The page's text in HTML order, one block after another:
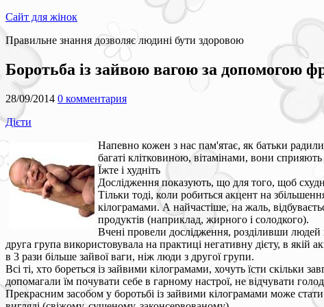
Сайт для жінок
Правильне знання дозволяє людині бути здоровою
Боротьба із зайвою вагою за допомогою
28/09/2014 0 комментария
Дієти
Напевно кожен з нас пам'ятає, як батьки
багаті клітковиною, вітамінами, вони
Їжте і худніть
Дослідження показують, що для того, щоб
Тільки тоді, коли робиться акцент на
кілограмами. А найчастіше, на жаль,
продуктів (наприклад, жирного і солодкого).
Вчені провели дослідження, розділивши людей
друга група використовувала на практиці негативну дієту, в якій
в 3 рази більше зайвої ваги, ніж люди з другої групи.
Всі ті, хто бореться із зайвими кілограмами, хочуть їсти скільки
допомагали їм почувати себе в гарному настрої, не відчувати
Прекрасним засобом у боротьбі із зайвими кілограмами може